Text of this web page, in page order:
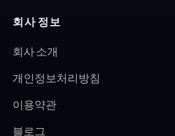
회사 정보
회사 소개
개인정보처리방침
이용약관
블로그